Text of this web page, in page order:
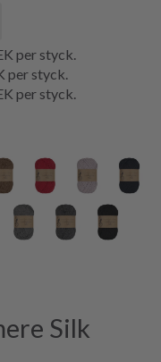
per styck.
per styck.
per styck.
Silk